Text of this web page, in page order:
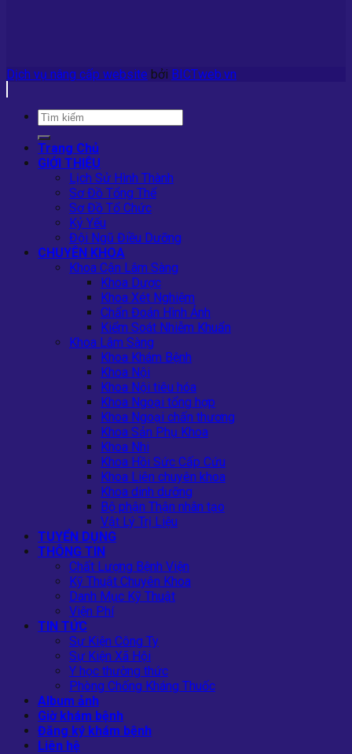
Dịch vụ nâng cấp website bởi BICTweb.vn
Trang Chủ
GIỚI THIỆU
Lịch Sử Hình Thành
Sơ Đồ Tổng Thể
Sơ Đồ Tổ Chức
Kỷ Yếu
Đội Ngũ Điều Dưỡng
CHUYÊN KHOA
Khoa Cận Lâm Sàng
Khoa Dược
Khoa Xét Nghiệm
Chẩn Đoán Hình Ảnh
Kiểm Soát Nhiễm Khuẩn
Khoa Lâm Sàng
Khoa Khám Bệnh
Khoa Nội
Khoa Nội tiêu hóa
Khoa Ngoại tổng hợp
Khoa Ngoại chấn thương
Khoa Sản Phụ Khoa
Khoa Nhi
Khoa Hồi Sức Cấp Cứu
Khoa Liên chuyên khoa
Khoa dinh dưỡng
Bộ phận Thận nhân tạo
Vật Lý Trị Liệu
TUYỂN DỤNG
THÔNG TIN
Chất Lượng Bệnh Viện
Kỹ Thuật Chuyên Khoa
Danh Mục Kỹ Thuật
Viện Phí
TIN TỨC
Sự Kiện Công Ty
Sự Kiện Xã Hội
Y học thường thức
Phòng Chống Kháng Thuốc
Album ảnh
Giờ khám bệnh
Đăng ký khám bệnh
Liên hệ